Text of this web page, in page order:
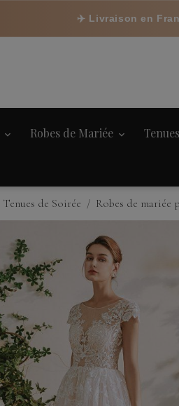
✈️ Livraison en
Robes de Mariée
Tenues de Soirée Robes de mariée